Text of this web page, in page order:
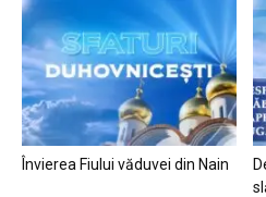
Învierea Fiului văduvei din Nain